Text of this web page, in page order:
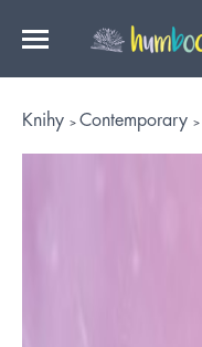
Knihy Contemporary